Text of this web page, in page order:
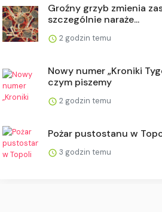
Groźny grzyb zmienia
szczególnie naraże...
2 godzin temu
Nowy numer „Kroniki
czym piszemy
2 godzin temu
Pożar pustostanu w
3 godzin temu